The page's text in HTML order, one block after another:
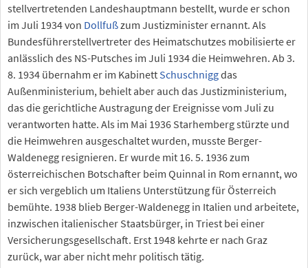
stellvertretenden Landeshauptmann bestellt, wurde er schon
im Juli 1934 von Dollfußzum Justizminister ernannt. Als
Bundesführerstellvertreter des Heimatschutzes mobilisierte er
anlässlich des NS-Putsches im Juli 1934 die Heimwehren. Ab 3.
8. 1934 übernahm er im Kabinett Schuschniggdas
Außenministerium, behielt aber auch das Justizministerium,
das die gerichtliche Austragung der Ereignisse vom Juli zu
verantworten hatte. Als im Mai 1936 Starhemberg stürzte und
die Heimwehren ausgeschaltet wurden, musste Berger-
Waldenegg resignieren. Er wurde mit 16. 5. 1936 zum
österreichischen Botschafter beim Quinnal in Rom ernannt, wo
er sich vergeblich um Italiens Unterstützung für Österreich
bemühte. 1938 blieb Berger-Waldenegg in Italien und arbeitete,
inzwischen italienischer Staatsbürger, in Triest bei einer
Versicherungsgesellschaft. Erst 1948 kehrte er nach Graz
zurück, war aber nicht mehr politisch tätig.